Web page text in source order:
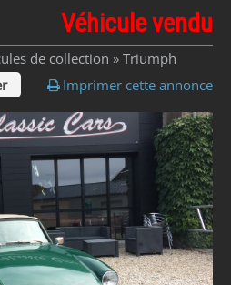
Véhicule vendu
de collection » Triumph
Imprimer cette annonce